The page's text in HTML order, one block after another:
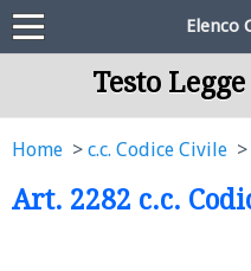
Elenco
Testo
Home c.c. Codice Civile
Art. 2282 c.c.